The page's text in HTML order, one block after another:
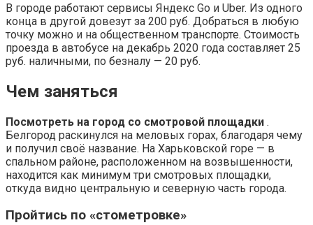
В городе работают сервисы Яндекс Go и Uber. Из одного
конца в другой довезут за 200 руб. Добраться в любую
точку можно и на общественном транспорте. Стоимость
проезда в автобусе на декабрь 2020 года составляет 25
руб. наличными, по безналу — 20 руб.
Чем заняться
Посмотреть на город со смотровой площадки .
Белгород раскинулся на меловых горах, благодаря чему
и получил своё название. На Харьковской горе — в
спальном районе, расположенном на возвышенности,
находится как минимум три смотровых площадки,
откуда видно центральную и северную часть города.
Пройтись по «стометровке»